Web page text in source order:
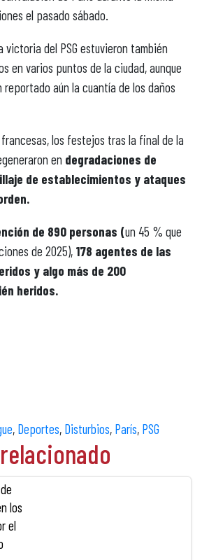
el pasado sábado.
del PSG estuvieron también
en varios puntos de la ciudad, aunque
aún la cuantía de los daños
los festejos tras la final de la
en degradaciones de
de establecimientos y ataques
de 890 personas (un 45 % que
de 2025), 178 agentes de las
y algo más de 200
heridos.
, Deportes, Disturbios, París, PSG